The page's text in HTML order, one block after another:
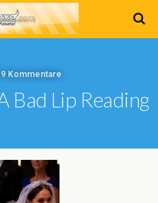
Kommentare
Bad Lip Reading